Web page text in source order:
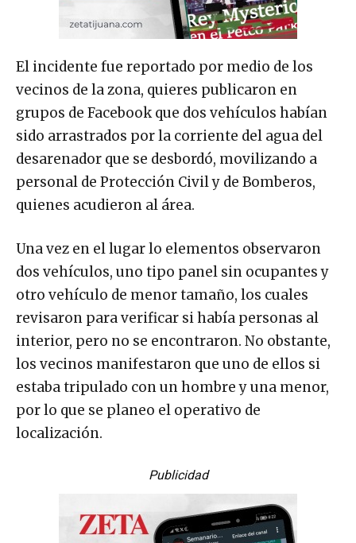
El incidente fue reportado por medio de los
vecinos de la zona, quieres publicaron en
grupos de Facebook que dos vehículos habían
sido arrastrados por la corriente del agua del
desarenador que se desbordó, movilizando a
personal de Protección Civil y de Bomberos,
quienes acudieron al área.
Una vez en el lugar lo elementos observaron
dos vehículos, uno tipo panel sin ocupantes y
otro vehículo de menor tamaño, los cuales
revisaron para verificar si había personas al
interior, pero no se encontraron. No obstante,
los vecinos manifestaron que uno de ellos si
estaba tripulado con un hombre y una menor,
por lo que se planeo el operativo de
localización.
Publicidad